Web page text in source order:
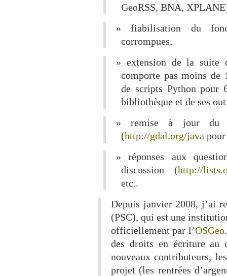
GeoRSS, BNA,
fiabilisation du
corrompues,
extension de la suite
comporte pas moins de
de scripts Python pour
bibliothèque et de ses
remise à jour du
(http://gdal.org/java
réponses aux
discussion (http://
etc..
Depuis janvier 2008, j’ai
(PSC), qui est une
officiellement par l’OSGeo
des droits en écriture au
nouveaux contributeurs,
projet (les rentrées